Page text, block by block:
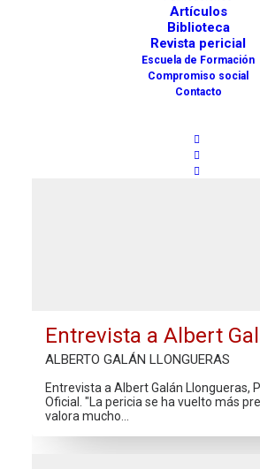
Artículos
Biblioteca
Revista pericial
Escuela de Formación
Compromiso social
Contacto
Entrevista a Albert
ALBERTO GALÁN LLONGUERAS
Entrevista a Albert Galán Llongueras,
Oficial. "La pericia se ha vuelto más
valora mucho…